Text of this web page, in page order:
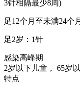
3针相隔最少8周)
足12个月至未满24个
足2岁：1针
感染高峰期
2岁以下儿童， 65岁
特点